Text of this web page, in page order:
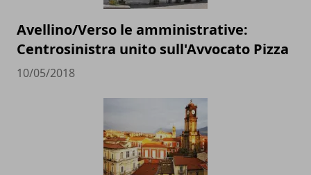
Avellino/Verso le amministrative:
Centrosinistra unito sull'Avvocato Pizza
10/05/2018